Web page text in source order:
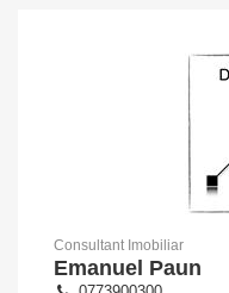
Consultant Imobiliar
Emanuel Paun